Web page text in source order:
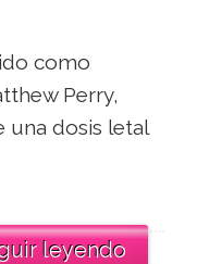
como
Perry,
una dosis letal
leyendo